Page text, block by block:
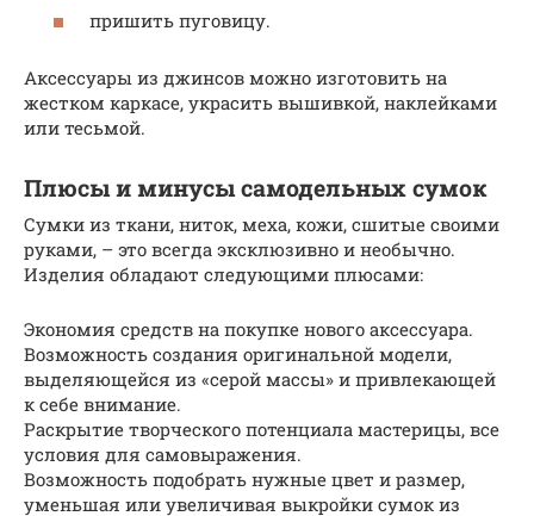
пришить пуговицу.
Аксессуары из джинсов можно изготовить на
жестком каркасе, украсить вышивкой, наклейками
или тесьмой.
Плюсы и минусы самодельных сумок
Сумки из ткани, ниток, меха, кожи, сшитые своими
руками, – это всегда эксклюзивно и необычно.
Изделия обладают следующими плюсами:
Экономия средств на покупке нового аксессуара.
Возможность создания оригинальной модели,
выделяющейся из «серой массы» и привлекающей
к себе внимание.
Раскрытие творческого потенциала мастерицы, все
условия для самовыражения.
Возможность подобрать нужные цвет и размер,
уменьшая или увеличивая выкройки сумок из